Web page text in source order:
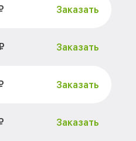
Заказать
Заказать
Заказать
Заказать